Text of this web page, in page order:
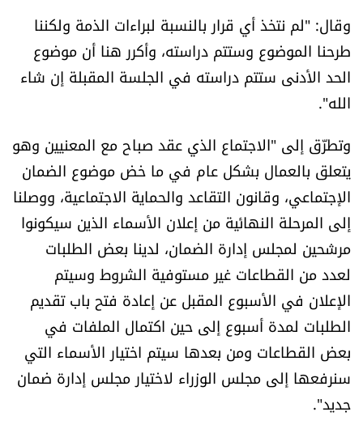
Digital solutions by
وقال: "لم نتخذ أي قرار بالنسبة لبراءات الذمة ولكننا
طرحنا الموضوع وستتم دراسته، وأكرر هنا أن موضوع
الحد الأدنى ستتم دراسته في الجلسة المقبلة إن شاء
الله".
وتطرّق إلى "الاجتماع الذي عقد صباح مع المعنيين وهو
يتعلق بالعمال بشكل عام في ما خض موضوع الضمان
الإجتماعي، وقانون التقاعد والحماية الاجتماعية، ووصلنا
إلى المرحلة النهائية من إعلان الأسماء الذين سيكونوا
مرشحين لمجلس إدارة الضمان، لدينا بعض الطلبات
لعدد من القطاعات غير مستوفية الشروط وسيتم
الإعلان في الأسبوع المقبل عن إعادة فتح باب تقديم
الطلبات لمدة أسبوع إلى حين اكتمال الملفات في
بعض القطاعات ومن بعدها سيتم اختيار الأسماء التي
سنرفعها إلى مجلس الوزراء لاختيار مجلس إدارة ضمان
جديد".